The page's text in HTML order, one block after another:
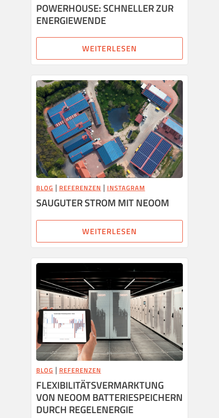
POWERHOUSE: SCHNELLER ZUR
ENERGIEWENDE
WEITERLESEN
BLOG | REFERENZEN | INSTAGRAM
SAUGUTER STROM MIT NEOOM
WEITERLESEN
BLOG | REFERENZEN
FLEXIBILITÄTSVERMARKTUNG
VON NEOOM BATTERIESPEICHERN
DURCH REGELENERGIE